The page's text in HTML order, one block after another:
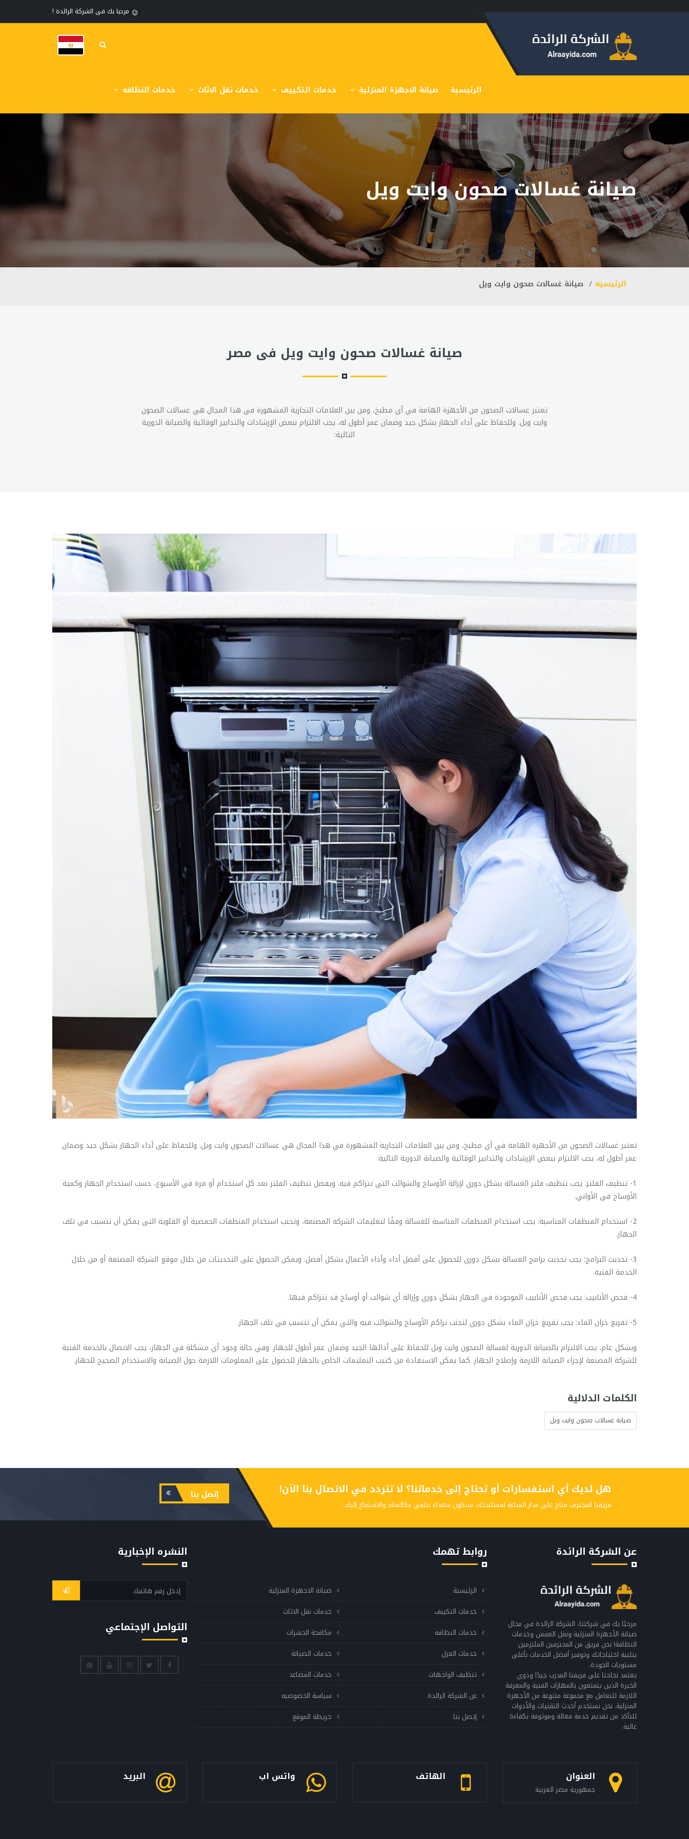
مرحبا بك فى الشركة الرائدة !
الرئيسية صيانة الاجهزة المنزلية خدمات التكييف خدمات نقل الاثاث خدمات النظافه
صيانة غسالات صحون وايت ويل
الرئيسيه صيانة غسالات صحون وايت ويل
صيانة غسالات صحون وايت ويل فى مصر
تعتبر غسالات الصحون من الأجهزة الهامة في أي مطبخ، ومن بين العلامات التجارية المشهورة في هذا المجال هي غسالات الصحون
وايت ويل. وللحفاظ على أداء الجهاز بشكل جيد وضمان عمر أطول له، يجب الالتزام ببعض الإرشادات والتدابير الوقائية والصيانة الدورية
التالية:
تعتبر غسالات الصحون من الأجهزة الهامة في أي مطبخ، ومن بين العلامات التجارية المشهورة في هذا المجال هي غسالات الصحون وايت ويل. وللحفاظ على أداء الجهاز بشكل جيد وضمان
عمر أطول له، يجب الالتزام ببعض الإرشادات والتدابير الوقائية والصيانة الدورية التالية:
1- تنظيف الفلتر: يجب تنظيف فلتر الغسالة بشكل دوري لإزالة الأوساخ والشوائب التي تتراكم فيه. ويفضل تنظيف الفلتر بعد كل استخدام أو مرة في الأسبوع، حسب استخدام الجهاز وكمية
الأوساخ في الأواني.
2- استخدام المنظفات المناسبة: يجب استخدام المنظفات المناسبة للغسالة وفقًا لتعليمات الشركة المصنعة، وتجنب استخدام المنظفات الحمضية أو القلوية التي يمكن أن تتسبب في تلف
الجهاز.
3- تحديث البرامج: يجب تحديث برامج الغسالة بشكل دوري للحصول على أفضل أداء وأداء الأعمال بشكل أفضل. ويمكن الحصول على التحديثات من خلال موقع الشركة المصنعة أو من خلال
الخدمة الفنية.
4- فحص الأنابيب: يجب فحص الأنابيب الموجودة في الجهاز بشكل دوري وإزالة أي شوائب أو أوساخ قد تتراكم فيها.
5- تفريغ خزان الماء: يجب تفريغ خزان الماء بشكل دوري لتجنب تراكم الأوساخ والشوائب فيه والتي يمكن أن تتسبب في تلف الجهاز.
وبشكل عام، يجب الالتزام بالصيانة الدورية لغسالة الصحون وايت ويل للحفاظ على أدائها الجيد وضمان عمر أطول للجهاز. وفي حالة وجود أي مشكلة في الجهاز، يجب الاتصال بالخدمة الفنية
للشركة المصنعة لإجراء الصيانة اللازمة وإصلاح الجهاز. كما يمكن الاستفادة من كتيب التعليمات الخاص بالجهاز للحصول على المعلومات اللازمة حول الصيانة والاستخدام الصحيح للجهاز.
الكلمات الدلالية
صيانة غسالات صحون وايت ويل
هل لديك أي استفسارات أو تحتاج إلى خدماتنا؟ لا تتردد في الاتصال بنا الآن!
فريقنا المحترف متاح على مدار الساعة لمساعدتك. سنكون سعداء بتلقي مكالمتك والاستماع إليك.
إتصل بنا
عن الشركة الرائدة
مرحبًا بك في شركتنا، الشركة الرائدة في مجال
صيانة الأجهزة المنزلية ونقل العفش وخدمات
النظافة! نحن فريق من المحترفين الملتزمين
بتلبية احتياجاتك وتوفير أفضل الخدمات بأعلى
مستويات الجودة.
يعتمد نجاحنا على فريقنا المدرب جيدًا وذوي
الخبرة الذين يتمتعون بالمهارات الفنية والمعرفة
اللازمة للتعامل مع مجموعة متنوعة من الأجهزة
المنزلية. نحن نستخدم أحدث التقنيات والأدوات
للتأكد من تقديم خدمة فعالة وموثوقة بكفاءة
عالية.
روابط تهمك
الرئيسية
صيانة الاجهزة المنزلية
خدمات التكييف
خدمات نقل الاثاث
خدمات النظافه
مكافحة الحشرات
خدمات العزل
خدمات الصيانة
تنظيف الواجهات
خدمات المصاعد
عن الشركة الرائدة
سياسة الخصوصيه
إتصل بنا
خريطة الموقع
النشره الإخبارية
التواصل الإجتماعي
العنوان
جمهورية مصر العربية
الهاتف واتس اب البريد